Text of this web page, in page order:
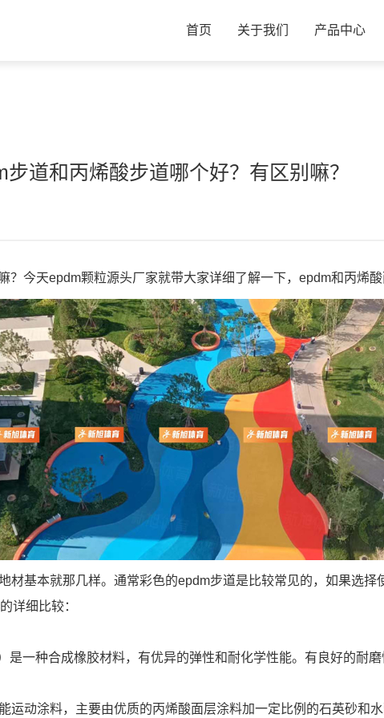
首页 关于我们 产品中心
道和丙烯酸步道哪个好？有区别嘛？
？今天epdm颗粒源头厂家就带大家详细了解一下，epdm和丙烯酸
材基本就那几样。通常彩色的epdm步道是比较常见的，如果选
详细比较：
是一种合成橡胶材料，有优异的弹性和耐化学性能。有良好的耐
运动涂料，主要由优质的丙烯酸面层涂料加一定比例的石英砂和